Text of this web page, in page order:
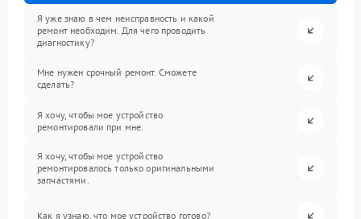
Я уже знаю в чем неисправность и какой
ремонт необходим. Для чего проводить
диагностику?
Мне нужен срочный ремонт. Сможете
сделать?
Я хочу, чтобы мое устройство
ремонтировали при мне.
Я хочу, чтобы мое устройство
ремонтировалось только оригинальными
запчастями.
Как я узнаю, что мое устройство готово?